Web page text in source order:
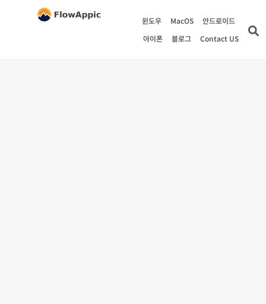
윈도우 MacOS
안드로이드
아이폰
블로그 Contact US